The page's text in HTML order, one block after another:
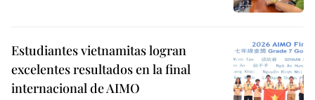
Estudiantes vietnamitas logran
excelentes resultados en la final
internacional de AIMO